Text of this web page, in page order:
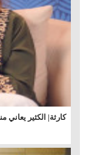
كارثة| الكثير يعاني